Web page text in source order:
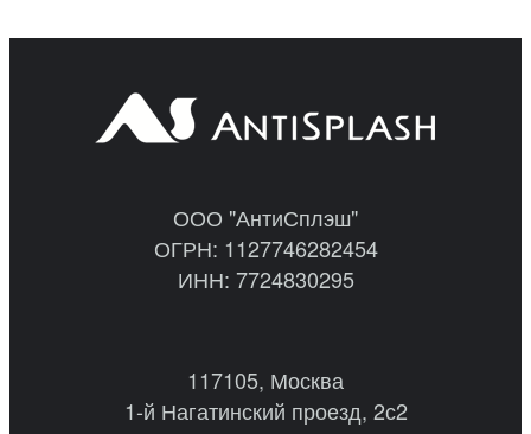
ООО "АнтиСплэш"
ОГРН: 1127746282454
ИНН: 7724830295
117105, Москва
1-й Нагатинский проезд, 2с2